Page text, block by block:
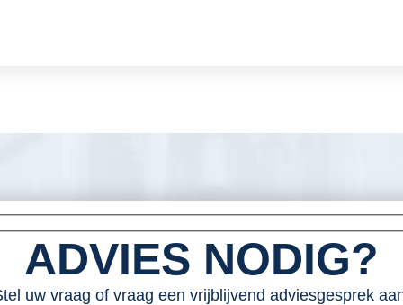
ADVIES NODIG?
uw vraag of vraag een vrijblijvend adviesgesprek